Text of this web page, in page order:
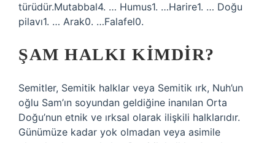
türüdür.Mutabbal4. … Humus1. …Harire1. … Doğu
pilavı1. … Arak0. …Falafel0.
ŞAM HALKI KIMDIR?
Semitler, Semitik halklar veya Semitik ırk, Nuh’un
oğlu Sam’ın soyundan geldiğine inanılan Orta
Doğu’nun etnik ve ırksal olarak ilişkili halklarıdır.
Günümüze kadar yok olmadan veya asimile